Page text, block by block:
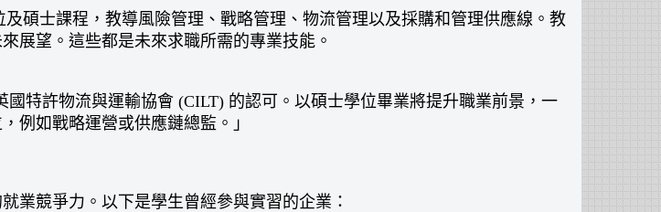
碩士課程，教導風險管理、戰略管理、物流管理以及採購和管理供應線。教
展望。這些都是未來求職所需的專業技能。
特許物流與運輸協會 (CILT) 的認可。以碩士學位畢業將提升職業前景，一
例如戰略運營或供應鏈總監。」
業競爭力。以下是學生曾經參與實習的企業：